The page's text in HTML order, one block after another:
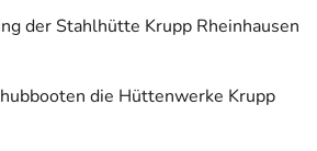
der Stahlhütte Krupp Rheinhausen
die Hüttenwerke Krupp